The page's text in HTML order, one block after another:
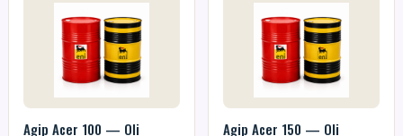
Agip Acer 100 — Oli
Agip Acer 150 — Oli